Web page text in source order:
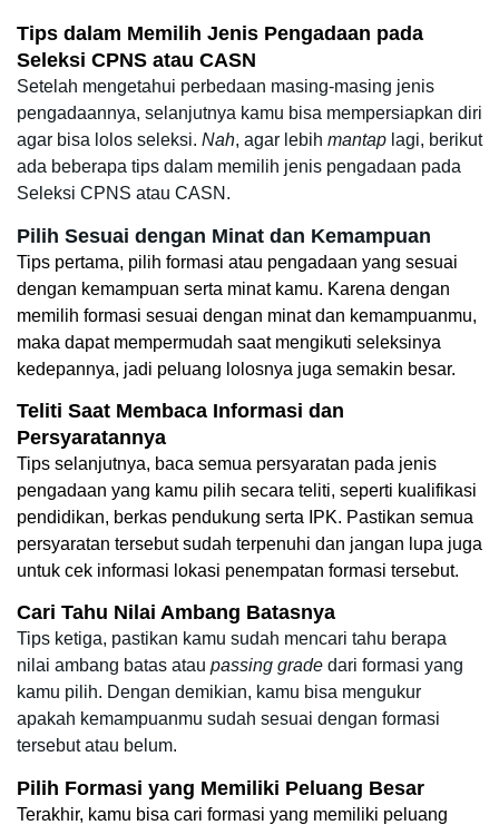
Tips dalam Memilih Jenis Pengadaan pada
Seleksi CPNS atau CASN
Setelah mengetahui perbedaan masing-masing jenis
pengadaannya, selanjutnya kamu bisa mempersiapkan diri
agar bisa lolos seleksi. Nah, agar lebih mantap lagi, berikut
ada beberapa tips dalam memilih jenis pengadaan pada
Seleksi CPNS atau CASN.
Pilih Sesuai dengan Minat dan Kemampuan
Tips pertama, pilih formasi atau pengadaan yang sesuai
dengan kemampuan serta minat kamu. Karena dengan
memilih formasi sesuai dengan minat dan kemampuanmu,
maka dapat mempermudah saat mengikuti seleksinya
kedepannya, jadi peluang lolosnya juga semakin besar.
Teliti Saat Membaca Informasi dan
Persyaratannya
Tips selanjutnya, baca semua persyaratan pada jenis
pengadaan yang kamu pilih secara teliti, seperti kualifikasi
pendidikan, berkas pendukung serta IPK. Pastikan semua
persyaratan tersebut sudah terpenuhi dan jangan lupa juga
untuk cek informasi lokasi penempatan formasi tersebut.
Cari Tahu Nilai Ambang Batasnya
Tips ketiga, pastikan kamu sudah mencari tahu berapa
nilai ambang batas atau passing grade dari formasi yang
kamu pilih. Dengan demikian, kamu bisa mengukur
apakah kemampuanmu sudah sesuai dengan formasi
tersebut atau belum.
Pilih Formasi yang Memiliki Peluang Besar
Terakhir, kamu bisa cari formasi yang memiliki peluang